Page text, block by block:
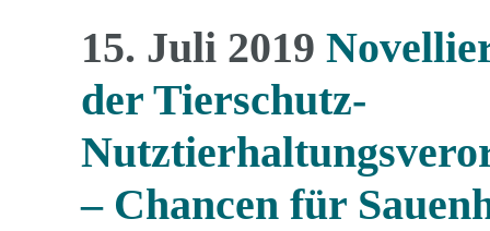
15. Juli 2019
der Tierschutz-
– Chancen für